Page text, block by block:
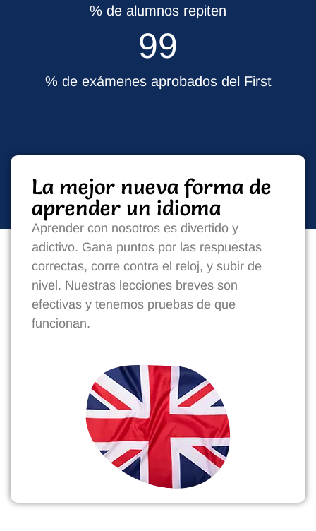
% de alumnos repiten
% de exámenes aprobados del First
99
La mejor nueva forma de
aprender un idioma
Aprender con nosotros es divertido y
adictivo. Gana puntos por las respuestas
correctas, corre contra el reloj, y subir de
nivel. Nuestras lecciones breves son
efectivas y tenemos pruebas de que
funcionan.